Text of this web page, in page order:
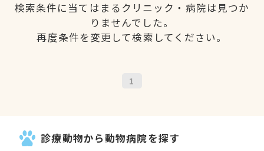
検索条件に当てはまるクリニック・病院は見つか
りませんでした。
再度条件を変更して検索してください。
1
診療動物から動物病院を探す